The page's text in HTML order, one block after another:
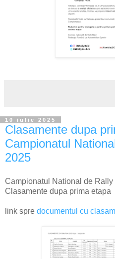
10 iulie 2025
Clasamente dupa
Campionatul
2025
Campionatul National de
Clasamente dupa prima etapa
link spre documentul cu